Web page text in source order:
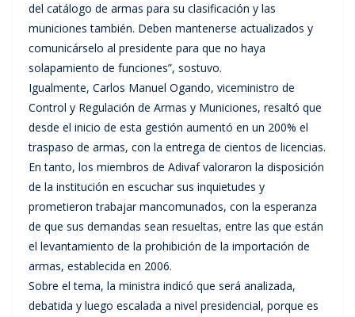
del catálogo de armas para su clasificación y las
municiones también. Deben mantenerse actualizados y
comunicárselo al presidente para que no haya
solapamiento de funciones”, sostuvo.
Igualmente, Carlos Manuel Ogando, viceministro de
Control y Regulación de Armas y Municiones, resaltó que
desde el inicio de esta gestión aumentó en un 200% el
traspaso de armas, con la entrega de cientos de licencias.
En tanto, los miembros de Adivaf valoraron la disposición
de la institución en escuchar sus inquietudes y
prometieron trabajar mancomunados, con la esperanza
de que sus demandas sean resueltas, entre las que están
el levantamiento de la prohibición de la importación de
armas, establecida en 2006.
Sobre el tema, la ministra indicó que será analizada,
debatida y luego escalada a nivel presidencial, porque es